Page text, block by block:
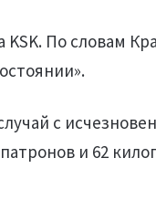
По словам
с
и 62